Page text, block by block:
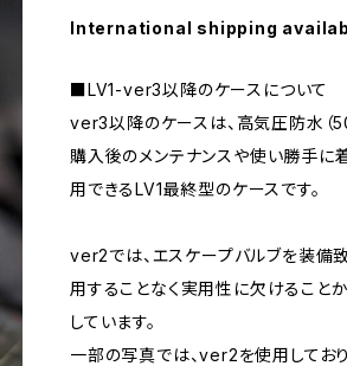
International shipping
■LV1-ver3以降のケースについて
ver3以降のケースは、高気圧防水（
購入後のメンテナンスや使い勝手に
用できるLV1最終型のケースです。
ver2では、エスケープバルブを装備
用することなく実用性に欠けること
しています。
一部の写真では、ver2を使用してお